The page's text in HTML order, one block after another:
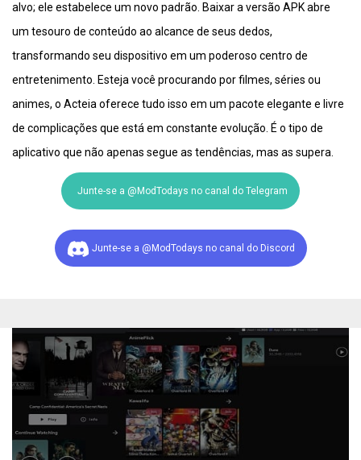
alvo; ele estabelece um novo padrão. Baixar a versão APK abre
um tesouro de conteúdo ao alcance de seus dedos,
transformando seu dispositivo em um poderoso centro de
entretenimento. Esteja você procurando por filmes, séries ou
animes, o Acteia oferece tudo isso em um pacote elegante e livre
de complicações que está em constante evolução. É o tipo de
aplicativo que não apenas segue as tendências, mas as supera.
Junte-se a @ModTodays no canal do Telegram
Junte-se a @ModTodays no canal do Discord